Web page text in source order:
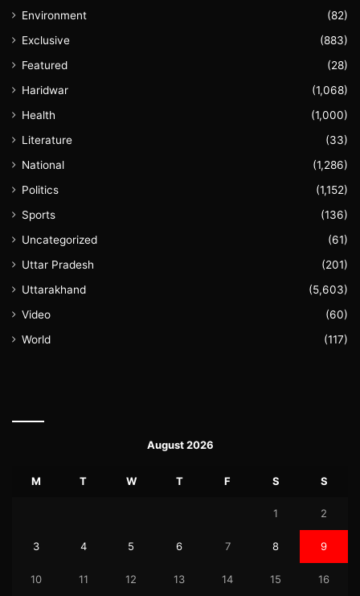
Environment
(82)
Exclusive
(883)
Featured
(28)
Haridwar
(1,068)
Health
(1,000)
Literature
(33)
National
(1,286)
Politics
(1,152)
Sports
(136)
Uncategorized
(61)
Uttar Pradesh
(201)
Uttarakhand
(5,603)
Video
(60)
World
(117)
August 2026
M T W T F S S
1 2
3 4 5 6 7 8 9
10 11 12 13 14 15 16